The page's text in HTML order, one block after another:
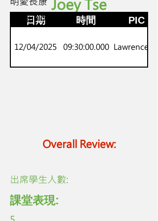
Joey Tse
日期 時間 PIC
12/04/2025 09:30:00.000 Lawrence Lo
Overall Review:
劍橋juniors
​出席學生人數:
課堂表現: